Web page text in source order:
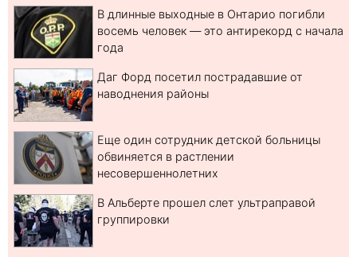
В длинные выходные в Онтарио погибли
восемь человек — это антирекорд с начала
года
Даг Форд посетил пострадавшие от
наводнения районы
Еще один сотрудник детской больницы
обвиняется в растлении
несовершеннолетних
В Альберте прошел слет ультраправой
группировки